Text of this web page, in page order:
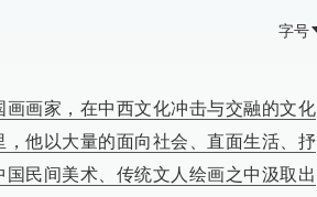
字号
画画家，在中西文化冲击与交融的文化
他以大量的面向社会、直面生活、抒
民间美术、传统文人绘画之中汲取出